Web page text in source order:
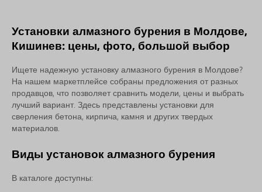
Установки алмазного бурения в Молдове,
Кишинев: цены, фото, большой выбор
Ищете надежную установку алмазного бурения в Молдове?
На нашем маркетплейсе собраны предложения от разных
продавцов, что позволяет сравнить модели, цены и выбрать
лучший вариант. Здесь представлены установки для
сверления бетона, кирпича, камня и других твердых
материалов.
Виды установок алмазного бурения
В каталоге доступны: